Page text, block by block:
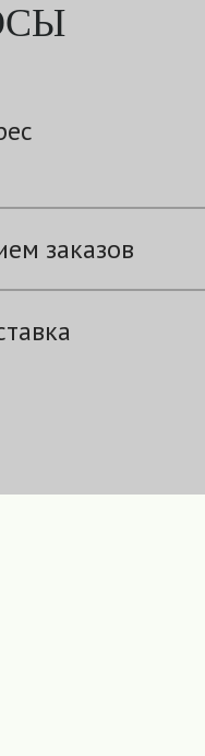
заказов